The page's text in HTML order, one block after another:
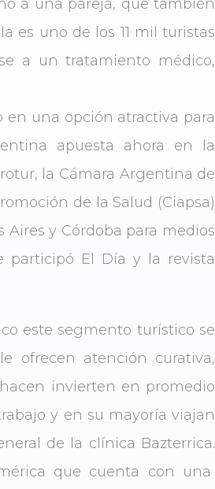
a una pareja, que también
es uno de los 11 mil turistas
a un tratamiento médico,
una opción atractiva para
apuesta ahora en la
la Cámara Argentina de
de la Salud (Ciapsa)
y Córdoba para medios
participó El Día y la revista
este segmento turístico se
ofrecen atención curativa,
invierten en promedio
y en su mayoría viajan
de la clínica Bazterrica.
que cuenta con una